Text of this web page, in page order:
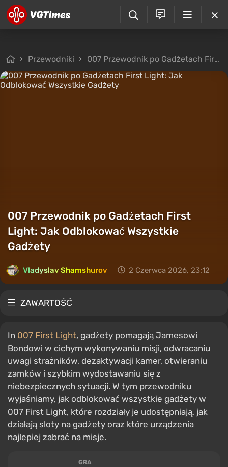
Przewodniki 007 Przewodnik po Gadżetach First Light: Jak Odblokować Wszystkie Gadżety
007 Przewodnik po Gadżetach First
Light: Jak Odblokować Wszystkie
Gadżety
Vladyslav Shamshurov 2 Czerwca 2026, 23:12
ZAWARTOŚĆ
In 007 First Light, gadżety pomagają Jamesowi
Bondowi w cichym wykonywaniu misji, odwracaniu
uwagi strażników, dezaktywacji kamer, otwieraniu
zamków i szybkim wydostawaniu się z
niebezpiecznych sytuacji. W tym przewodniku
wyjaśniamy, jak odblokować wszystkie gadżety w
007 First Light, które rozdziały je udostępniają, jak
działają sloty na gadżety oraz które urządzenia
najlepiej zabrać na misje.
GRA